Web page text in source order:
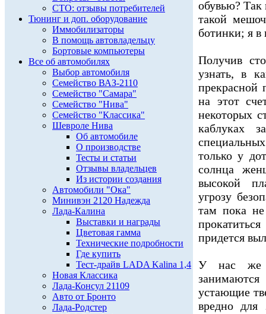
СТО: отзывы потребителей
Тюнинг и доп. оборудование
Иммобилизаторы
В помощь автовладельцу
Бортовые компьютеры
Все об автомобилях
Выбор автомобиля
Семейство ВАЗ-2110
Семейство "Самара"
Семейство "Нива"
Семейство "Классика"
Шевроле Нива
Об автомобиле
О производстве
Тесты и статьи
Отзывы владельцев
Из истории создания
Автомобили "Ока"
Минивэн 2120 Надежда
Лада-Калина
Выставки и награды
Цветовая гамма
Технические подробности
Где купить
Тест-драйв LADA Kalina 1,4
Новая Классика
Лада-Консул 21109
Авто от Бронто
Лада-Родстер
обувью? Так
такой
ботинки; я в
Получив
узнать, в
прекрасной
на этот
некоторых
каблуках
только у
солнца
высокой
угрозу
там пока не
придется
У нас же
устающие
вредно для